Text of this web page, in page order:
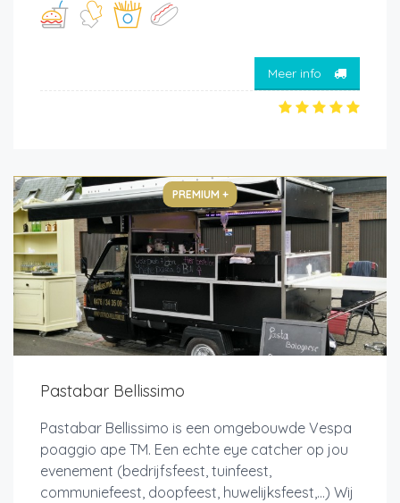
Meer info
PREMIUM +
Pastabar Bellissimo
Pastabar Bellissimo is een omgebouwde Vespa
poaggio ape TM. Een echte eye catcher op jou
evenement (bedrijfsfeest, tuinfeest,
communiefeest, doopfeest, huwelijksfeest,...) Wij